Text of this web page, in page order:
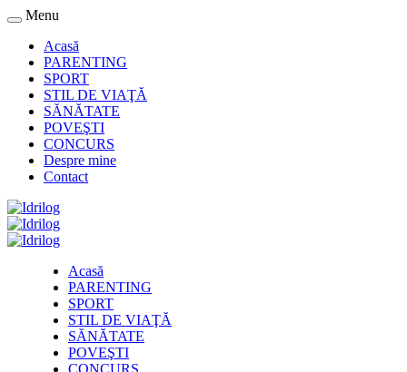
Menu
Acasă
PARENTING
SPORT
STIL DE VIAŢĂ
SĂNĂTATE
POVEŞTI
CONCURS
Despre mine
Contact
Acasă
PARENTING
SPORT
STIL DE VIAŢĂ
SĂNĂTATE
POVEŞTI
CONCURS